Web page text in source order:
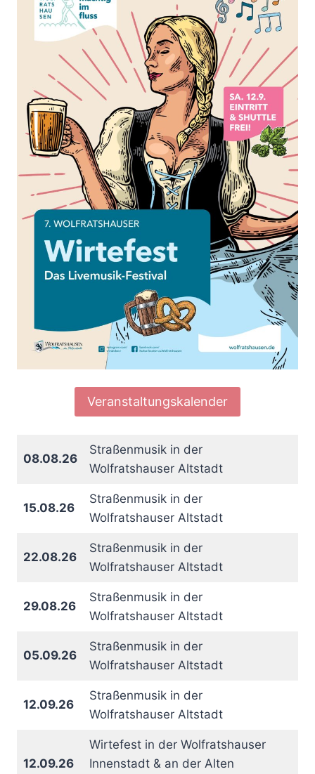
Veranstaltungskalender
08.08.26
Straßenmusik in der
Wolfratshauser Altstadt
15.08.26
Straßenmusik in der
Wolfratshauser Altstadt
22.08.26
Straßenmusik in der
Wolfratshauser Altstadt
29.08.26
Straßenmusik in der
Wolfratshauser Altstadt
05.09.26
Straßenmusik in der
Wolfratshauser Altstadt
12.09.26
Straßenmusik in der
Wolfratshauser Altstadt
12.09.26
Wirtefest in der Wolfratshauser
Innenstadt & an der Alten